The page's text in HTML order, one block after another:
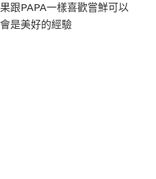
跟PAPA一樣喜歡嘗鮮可以
是美好的經驗